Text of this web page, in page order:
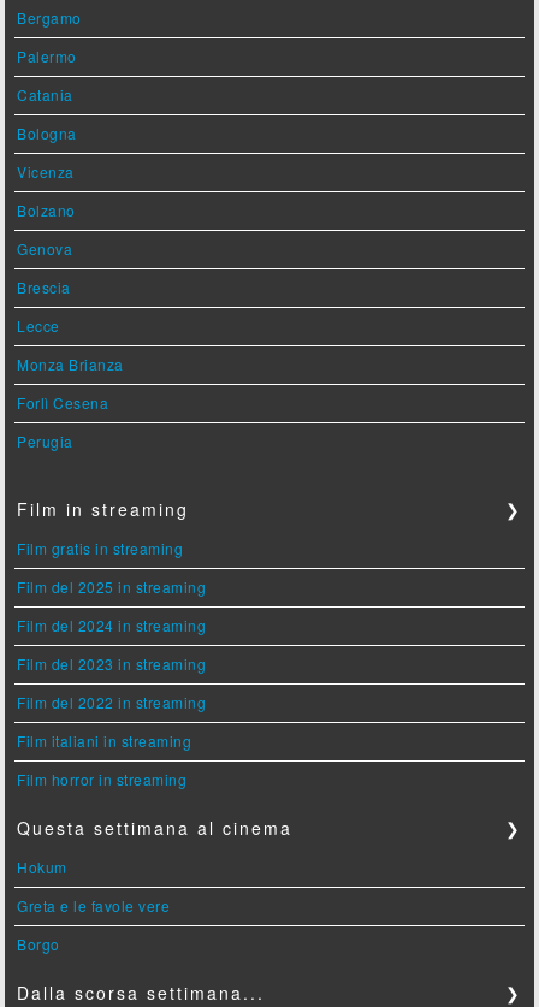
Bergamo
Palermo
Catania
Bologna
Vicenza
Bolzano
Genova
Brescia
Lecce
Monza Brianza
Forlì Cesena
Perugia
Film in streaming ❯
Film gratis in streaming
Film del 2025 in streaming
Film del 2024 in streaming
Film del 2023 in streaming
Film del 2022 in streaming
Film italiani in streaming
Film horror in streaming
Questa settimana al cinema ❯
Hokum
Greta e le favole vere
Borgo
Dalla scorsa settimana... ❯